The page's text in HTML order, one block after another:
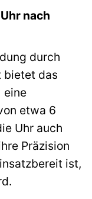
nach
durch
bietet das
eine
etwa 6
Uhr auch
Präzision
ist,